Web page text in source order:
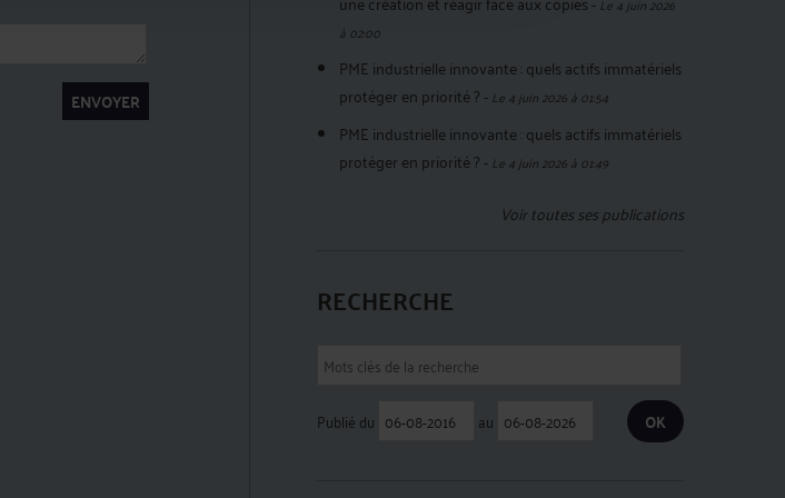
ENVOYER
à 02:00
PME industrielle innovante : quels actifs immatériels
protéger en priorité ?-Le 4 juin 2026 à 01:54
PME industrielle innovante : quels actifs immatériels
protéger en priorité ?-Le 4 juin 2026 à 01:49
Voir toutes ses publications
RECHERCHE
Publié du au